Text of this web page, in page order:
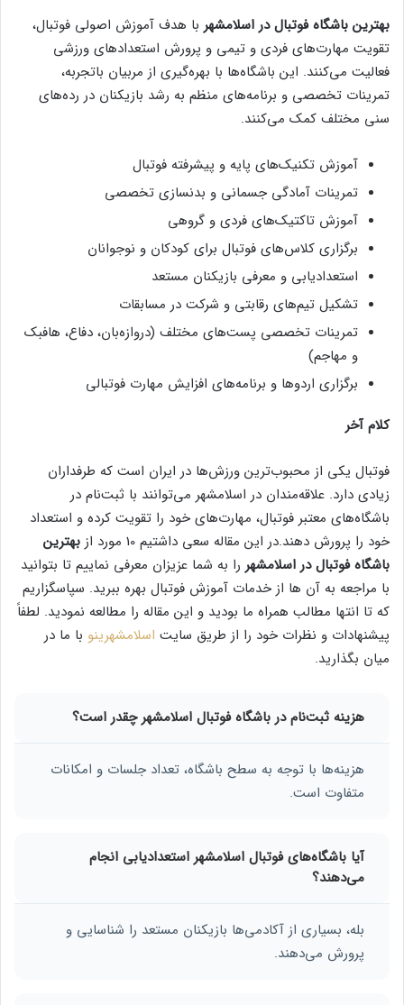
بهترین باشگاه‌ فوتبال در اسلامشهر با هدف آموزش اصولی فوتبال،
تقویت مهارت‌های فردی و تیمی و پرورش استعدادهای ورزشی
فعالیت می‌کنند. این باشگاه‌ها با بهره‌گیری از مربیان باتجربه،
تمرینات تخصصی و برنامه‌های منظم به رشد بازیکنان در رده‌های
سنی مختلف کمک می‌کنند.
آموزش تکنیک‌های پایه و پیشرفته فوتبال
تمرینات آمادگی جسمانی و بدنسازی تخصصی
آموزش تاکتیک‌های فردی و گروهی
برگزاری کلاس‌های فوتبال برای کودکان و نوجوانان
استعدادیابی و معرفی بازیکنان مستعد
تشکیل تیم‌های رقابتی و شرکت در مسابقات
تمرینات تخصصی پست‌های مختلف (دروازه‌بان، دفاع، هافبک
و مهاجم)
برگزاری اردوها و برنامه‌های افزایش مهارت فوتبالی
کلام آخر
فوتبال یکی از محبوب‌ترین ورزش‌ها در ایران است که طرفداران
زیادی دارد. علاقه‌مندان در اسلامشهر می‌توانند با ثبت‌نام در
باشگاه‌های معتبر فوتبال، مهارت‌های خود را تقویت کرده و استعداد
خود را پرورش دهند.در این مقاله سعی داشتیم 10 مورد از
بهترین
باشگاه فوتبال در اسلامشهر را به شما عزیزان معرفی نماییم تا بتوانید
با مراجعه به آن ها از خدمات آموزش فوتبال بهره ببرید. سپاسگزاریم
که تا انتها مطالب همراه ما بودید و این مقاله را مطالعه نمودید. لطفاً
پیشنهادات و نظرات خود را از طریق سایت اسلامشهرینو با ما در
میان بگذارید.
هزینه ثبت‌نام در باشگاه فوتبال اسلامشهر چقدر است؟
هزینه‌ها با توجه به سطح باشگاه، تعداد جلسات و امکانات
متفاوت است.
آیا باشگاه‌های فوتبال اسلامشهر استعدادیابی انجام
می‌دهند؟
بله، بسیاری از آکادمی‌ها بازیکنان مستعد را شناسایی و
پرورش می‌دهند.